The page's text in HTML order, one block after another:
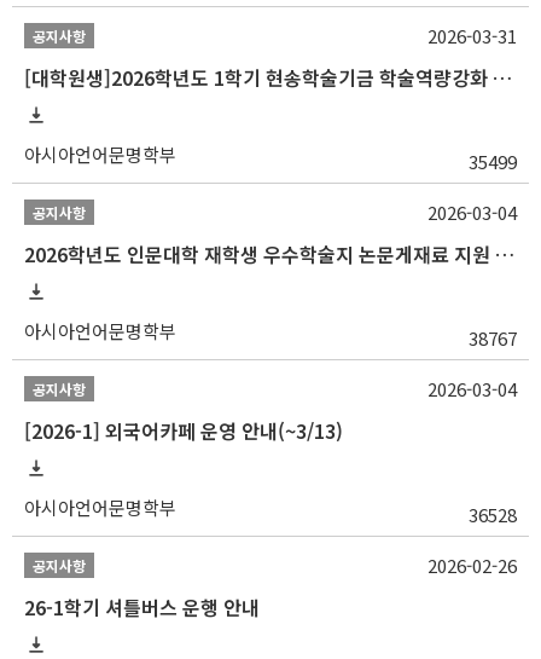
공지사항
[대학원생]2026학년도 1학기 현송학술기금 학술역량강화 사업 안내
아시아언어문명학부 35499
2026-03-31
공지사항
2026학년도 인문대학 재학생 우수학술지 논문게재료 지원 안내
아시아언어문명학부 38767
2026-03-04
공지사항
[2026-1] 외국어카페 운영 안내(~3/13)
아시아언어문명학부 36528
2026-03-04
공지사항
26-1학기 셔틀버스 운행 안내
2026-02-26